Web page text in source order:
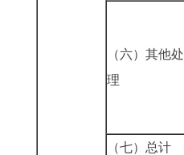
（六）其他处
理
（七）总计